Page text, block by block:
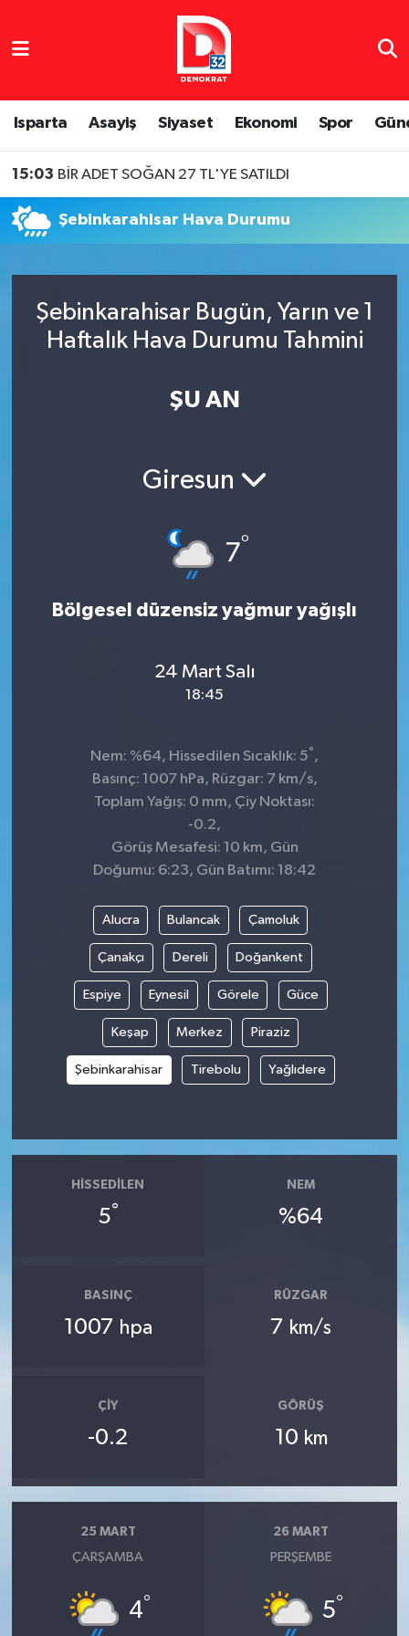
Isparta Asayiş Siyaset Ekonomi Spor
15:03 BİR ADET SOĞAN 27 TL'YE SATILDI
14:44 BELEDİYEDE RÜŞVET SKANDALININ GÖRÜNTÜLERİ ORTAYA ÇIKTI
Şebinkarahisar Hava Durumu
Şebinkarahisar Bugün, Yarın ve 1
Haftalık Hava Durumu Tahmini
ŞU AN
Giresun
7°
Bölgesel düzensiz yağmur yağışlı
24 Mart Salı
18:45
Nem: %64, Hissedilen Sıcaklık: 5°,
Basınç: 1007 hPa, Rüzgar: 7 km/s,
Toplam Yağış: 0 mm, Çiy Noktası:
-0.2,
Görüş Mesafesi: 10 km, Gün
Doğumu: 6:23, Gün Batımı: 18:42
Alucra Bulancak Çamoluk
Çanakçı Dereli Doğankent
Espiye Eynesil Görele Güce
Keşap Merkez Piraziz
Şebinkarahisar Tirebolu Yağlıdere
HISSEDILEN
5°
NEM
%64
BASINÇ
1007 hpa
RÜZGAR
7 km/s
ÇIY
-0.2
GÖRÜŞ
10 km
25 MART
ÇARŞAMBA
4°
26 MART
PERŞEMBE
5°
Isparta Nöbetçi Eczaneler
Isparta Hava Durumu
Isparta Namaz Vakitleri
Tüm Manşetler
Son Dakika Haberleri